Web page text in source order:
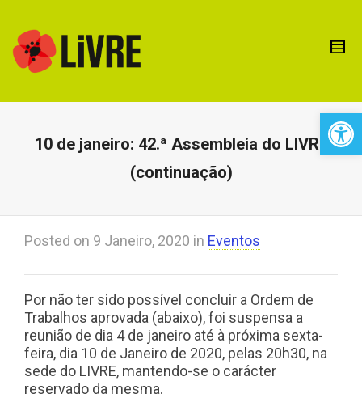
10 de janeiro: 42.ª Assembleia do LIVRE
(continuação)
Posted on 9 Janeiro, 2020 in Eventos
Por não ter sido possível concluir a Ordem de
Trabalhos aprovada (abaixo), foi suspensa a
reunião de dia 4 de janeiro até à próxima sexta-
feira, dia 10 de Janeiro de 2020, pelas 20h30, na
sede do LIVRE, mantendo-se o carácter
reservado da mesma.